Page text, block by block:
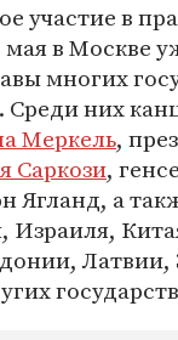
участие в
в Москве
многих
них
Меркель,
Саркози,
Ягланд, а
Израиля,
Латвии,